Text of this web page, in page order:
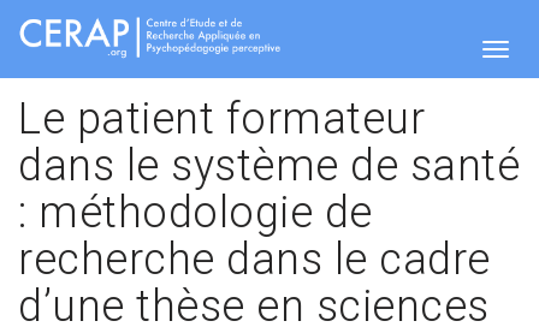
Aller
contenu
principal
Le patient formateur
dans le système de santé
: méthodologie de
recherche dans le cadre
d’une thèse en sciences